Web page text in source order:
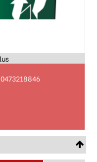
0473218846